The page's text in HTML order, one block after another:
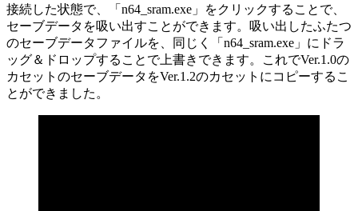
接続した状態で、「n64_sram.exe」をクリックすることで、
セーブデータを吸い出すことができます。吸い出したふたつ
のセーブデータファイルを、同じく「n64_sram.exe」にドラ
ッグ＆ドロップすることで上書きできます。これでVer.1.0の
カセットのセーブデータをVer.1.2のカセットにコピーするこ
とができました。